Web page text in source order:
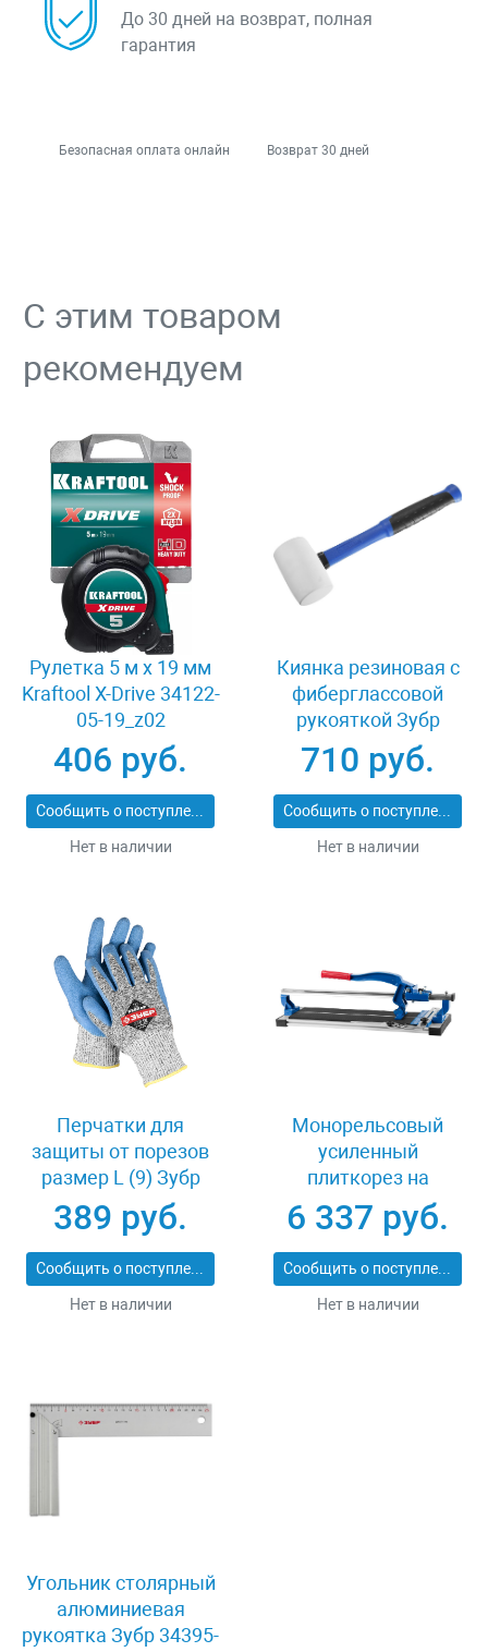
До 30 дней на возврат, полная
гарантия
Безопасная оплата онлайн Возврат 30 дней
С этим товаром
рекомендуем
Рулетка 5 м x 19 мм
Kraftool X-Drive 34122-
05-19_z02
406 руб.
Сообщить о поступлении
Нет в наличии
Киянка резиновая с
фиберглассовой
рукояткой Зубр
ПРОФИ 20531-
450_z02
710 руб.
Сообщить о поступлении
Нет в наличии
Перчатки для
защиты от порезов
размер L (9) Зубр
11277-L
389 руб.
Сообщить о поступлении
Нет в наличии
Монорельсовый
усиленный
плиткорез на
подшипниках 500 мм
Зубр ПРОФИ 33193-
50_z01
6 337 руб.
Сообщить о поступлении
Нет в наличии
Угольник столярный
алюминиевая
рукоятка Зубр 34395-